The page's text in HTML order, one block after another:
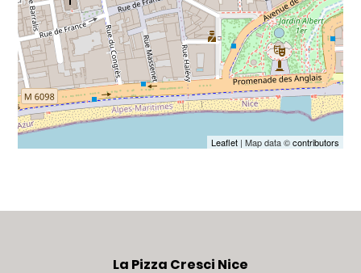
Leaflet| Map data ©contributors
La Pizza Cresci Nice